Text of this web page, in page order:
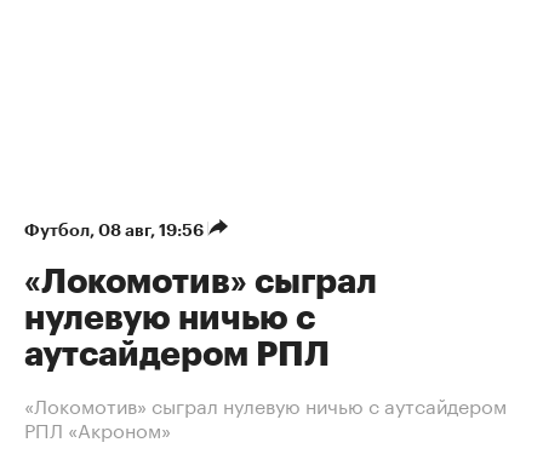
Футбол⁠, 08 авг, 19:56
«Локомотив» сыграл
нулевую ничью с
аутсайдером РПЛ
«Локомотив» сыграл нулевую ничью с аутсайдером
РПЛ «Акроном»